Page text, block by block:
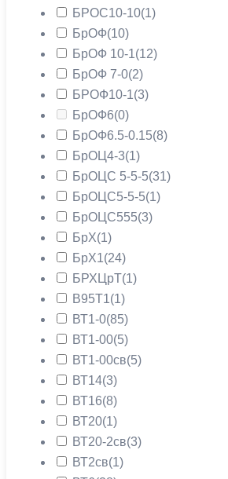
БРОС10-10(1)
БрОФ(10)
БрОФ 10-1(12)
БрОФ 7-0(2)
БРОФ10-1(3)
БрОФ6(0)
БрОФ6.5-0.15(8)
БрОЦ4-3(1)
БрОЦС 5-5-5(31)
БрОЦС5-5-5(1)
БрОЦС555(3)
БрХ(1)
БрХ1(24)
БРХЦрТ(1)
В95Т1(1)
ВТ1-0(85)
ВТ1-00(5)
ВТ1-00св(5)
ВТ14(3)
ВТ16(8)
ВТ20(1)
ВТ20-2св(3)
ВТ2св(1)